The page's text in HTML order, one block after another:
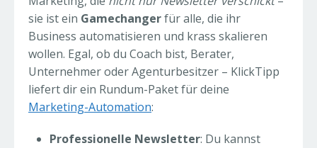
sie ist ein Gamechangerfür alle, die ihr
Business automatisieren und krass skalieren
wollen. Egal, ob du Coach bist, Berater,
Unternehmer oder Agenturbesitzer – KlickTipp
liefert dir ein Rundum-Paket für deine
Marketing-Automation:
Professionelle Newsletter: Du kannst